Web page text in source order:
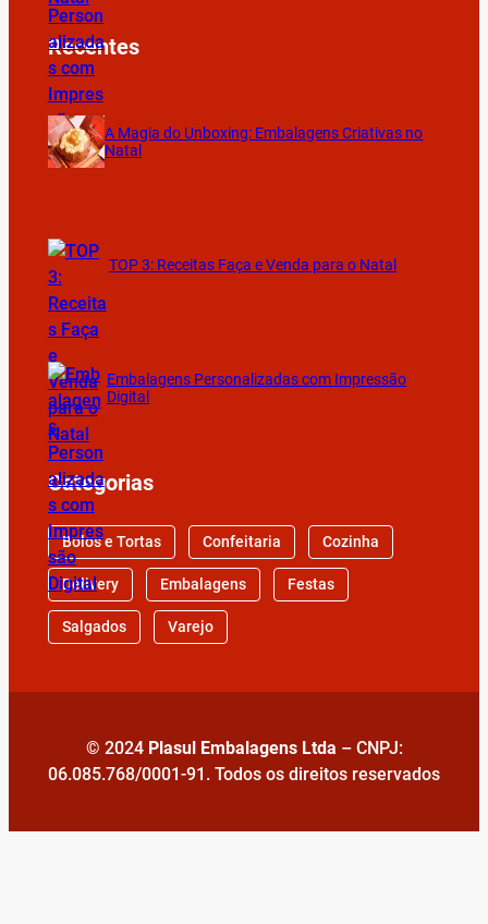
Recentes
A Magia do Unboxing: Embalagens Criativas no
Natal
TOP 3: Receitas Faça e Venda para o Natal
Embalagens Personalizadas com Impressão
Digital
Categorias
Bolos e Tortas Confeitaria Cozinha
Delivery Embalagens Festas
Salgados Varejo
© 2024 Plasul Embalagens Ltda – CNPJ:
06.085.768/0001-91. Todos os direitos reservados